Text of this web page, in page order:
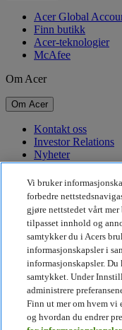
Acer Global
Finn butikk
Acer-teknologier
McAfee
Om Acer
Om Acer
Kontakt oss
Investor Relations
Nyheter
Priser
Arrangementer
Bærekraft
Bærekraft
Samfunnsansvar
Karbonavtrykket
Project Humanity
Earthion
Personvernpolicy
Vi bruker
forbedre
gjøre nettstedet vårt
tilpasset innhold og
samtykker du i Acers
informasjonskapsler i
informasjonskapsler.
samtykket. Under
administrere
Finn ut mer om hvem vi
og hvordan du endrer